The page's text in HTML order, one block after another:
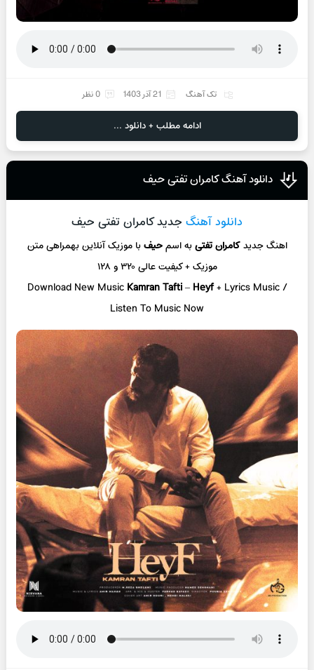
تک آهنگ 21 آذر 1403 0 نظر
ادامه مطلب + دانلود ...
دانلود آهنگ کامران تفتی حیف
دانلود آهنگ جدید کامران تفتی حیف
اهنگ جدیدکامران تفتیبه اسمحیفبا موزیک آنلاینبهمراهی متن
موزیک + کیفیت عالی ۳۲۰ و ۱۲۸
Download New Music Kamran Tafti–Heyf+ Lyrics Music /
Listen To Music Now